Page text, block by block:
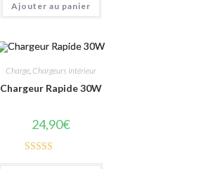
Ajouter au panier
Charge, Chargeurs Intérieur
Chargeur Rapide 30W
24,90€
Note5.00